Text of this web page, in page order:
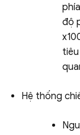
độ
Hệ thống